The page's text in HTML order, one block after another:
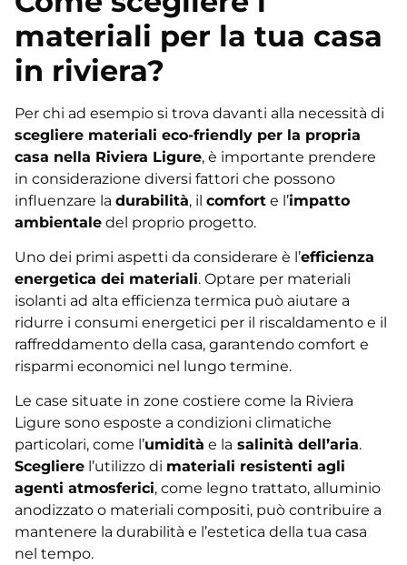
materiali per la tua casa
in riviera?
Per chi ad esempio si trova davanti alla necessità di
scegliere materiali eco-friendly per la propria
casa nella Riviera Ligure, è importante prendere
in considerazione diversi fattori che possono
influenzare la durabilità, il comfort e l’impatto
ambientale del proprio progetto.
Uno dei primi aspetti da considerare è l’efficienza
energetica dei materiali. Optare per materiali
isolanti ad alta efficienza termica può aiutare a
ridurre i consumi energetici per il riscaldamento e il
raffreddamento della casa, garantendo comfort e
risparmi economici nel lungo termine.
Le case situate in zone costiere come la Riviera
Ligure sono esposte a condizioni climatiche
particolari, come l’umidità e la salinità dell’aria.
Scegliere l’utilizzo di materiali resistenti agli
agenti atmosferici, come legno trattato, alluminio
anodizzato o materiali compositi, può contribuire a
mantenere la durabilità e l’estetica della tua casa
nel tempo.